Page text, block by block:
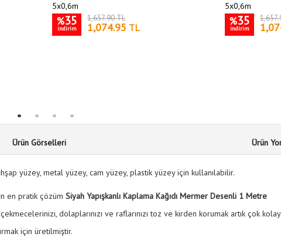
5x0,6m
%35
indirim
1,657.90 TL
1,074.95 TL
5x0,6m
%35
indirim
Ürün Görselleri Ürün
yüzey, metal yüzey, cam yüzey, plastik yüzey için kullanılabilir.
en pratik çözüm Siyah Yapışkanlı Kaplama Kağıdı Mermer Desenli 1 Metre
dolaplarınızı ve raflarınızı toz ve kirden korumak artık çok kolay.
için üretilmiştir.